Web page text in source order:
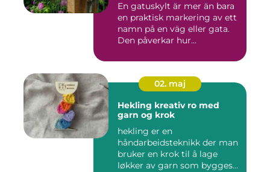
En gatuskylt är mer än bara
en praktisk markering av ett
namn på en väg eller gata.
Den påverkar hur...
02. maj
Hekling kreativ ro med
garn og krok
hekling er en
håndarbeidsteknikk der man
bruker en krok til å lage
løkker av garn som bygges